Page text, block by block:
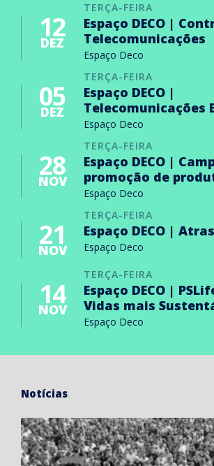
TERÇA-FEIRA
12
DEZ
Espaço DECO |
Telecomunicações
Espaço Deco
TERÇA-FEIRA
05
DEZ
Espaço DECO |
Telecomunicações
Espaço Deco
TERÇA-FEIRA
28
NOV
Espaço DECO |
promoção de
Espaço Deco
TERÇA-FEIRA
21
NOV
Espaço DECO |
Espaço Deco
TERÇA-FEIRA
14
NOV
Espaço DECO |
Vidas mais
Espaço Deco
Notícias